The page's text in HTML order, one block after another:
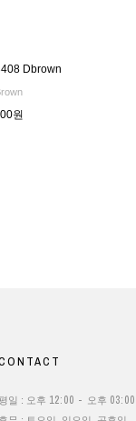
Dbrown
원
일 : 오후 12:00 - 오후 03:00